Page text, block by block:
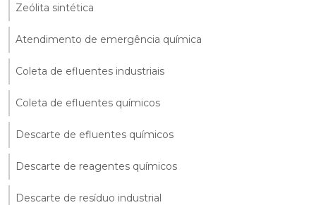
Zeólita sintética
Atendimento de emergência química
Coleta de efluentes industriais
Coleta de efluentes químicos
Descarte de efluentes químicos
Descarte de reagentes químicos
Descarte de resíduo industrial